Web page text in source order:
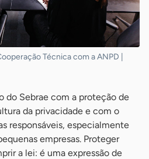
Técnica com a ANPD |
do Sebrae com a proteção de
da privacidade e com o
responsáveis, especialmente
empresas. Proteger
a lei: é uma expressão de